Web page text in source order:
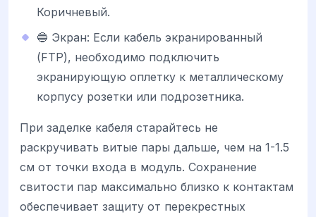
Коричневый.
🔵 Экран: Если кабель экранированный
(FTP), необходимо подключить
экранирующую оплетку к металлическому
корпусу розетки или подрозетника.
При заделке кабеля старайтесь не
раскручивать витые пары дальше, чем на 1-1.5
см от точки входа в модуль. Сохранение
свитости пар максимально близко к контактам
обеспечивает защиту от перекрестных